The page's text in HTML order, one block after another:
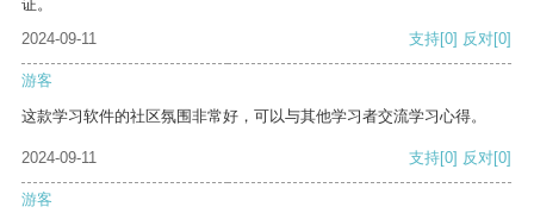
证。
2024-09-11
支持[0] 反对[0]
游客
这款学习软件的社区氛围非常好，可以与其他学习者交流学习心得。
2024-09-11 支持[0] 反对[0]
游客